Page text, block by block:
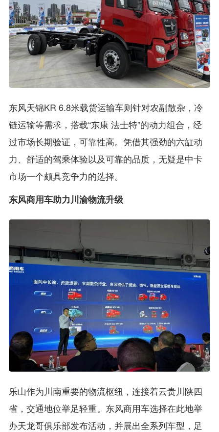
东风天锦KR 6.8米载货运输车则针对农副散杂，冷
链运输等需求，搭载“东康 法士特”的动力组合，经
过市场长期验证，可靠性高。凭借其强劲的六缸动
力、舒适的驾乘体验以及可靠的品质，无疑是中卡
市场一个颇具竞争力的选择。
东风商用车助力川渝物流升级
乐山作为川南重要的物流枢纽，连接着云贵川陕四
省，交通地位举足轻重。东风商用车选择在此地举
办天龙哥俱乐部发布活动，并展出全系列车型，足